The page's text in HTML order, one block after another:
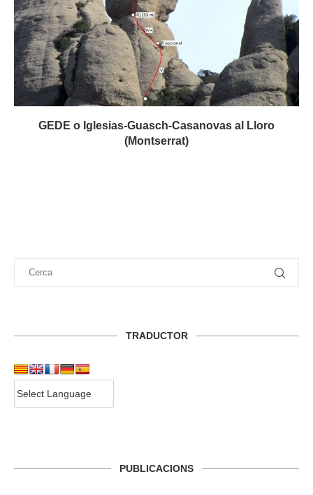
GEDE o Iglesias-Guasch-Casanovas al Lloro
(Montserrat)
TRADUCTOR
PUBLICACIONS